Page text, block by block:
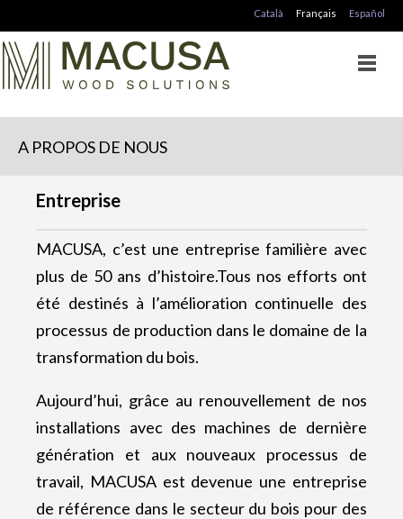
Català Français Español
A PROPOS DE NOUS
Entreprise
MACUSA, c’est une entreprise familière avec
plus de 50 ans d’histoire.Tous nos efforts ont
été destinés à l’amélioration continuelle des
processus de production dans le domaine de la
transformation du bois.
Aujourd’hui, grâce au renouvellement de nos
installations avec des machines de dernière
génération et aux nouveaux processus de
travail, MACUSA est devenue une entreprise
de référence dans le secteur du bois pour des